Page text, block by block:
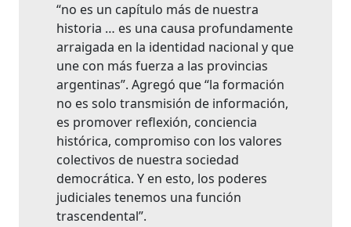
“no es un capítulo más de nuestra
historia … es una causa profundamente
arraigada en la identidad nacional y que
une con más fuerza a las provincias
argentinas”. Agregó que “la formación
no es solo transmisión de información,
es promover reflexión, conciencia
histórica, compromiso con los valores
colectivos de nuestra sociedad
democrática. Y en esto, los poderes
judiciales tenemos una función
trascendental”.